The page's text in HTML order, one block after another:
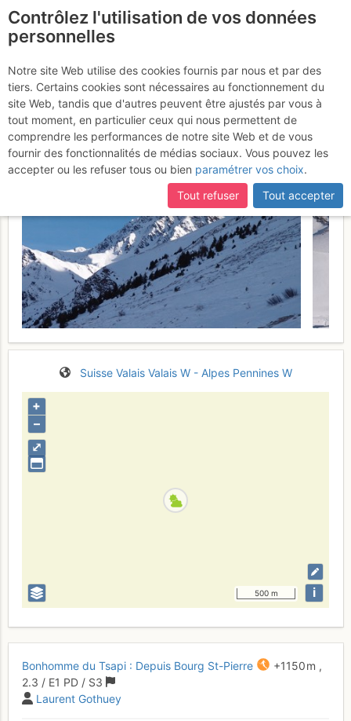
Bonhomme du Tsapi :
Depuis Bourg St-Pierre
Lundi
13 février 2017
Suisse Valais Valais W - Alpes Pennines W
⤢
+
–
500 m i
Bonhomme du Tsapi : Depuis Bourg St-Pierre +1150 m ,
2.3 / E1 PD / S3
Laurent Gothuey
Contrôlez l'utilisation de vos données
personnelles
Notre site Web utilise des cookies fournis par nous et par des
tiers. Certains cookies sont nécessaires au fonctionnement du
site Web, tandis que d'autres peuvent être ajustés par vous à
tout moment, en particulier ceux qui nous permettent de
comprendre les performances de notre site Web et de vous
fournir des fonctionnalités de médias sociaux. Vous pouvez les
accepter ou les refuser tous ou bien paramétrer vos choix.
Tout refuser
Tout accepter